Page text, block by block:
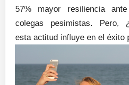
57% mayor resiliencia
colegas pesimistas. Pero,
esta actitud influye en el éxito